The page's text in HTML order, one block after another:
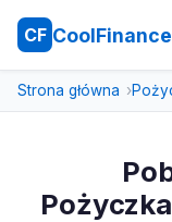
CF CoolFinance
Strona główna